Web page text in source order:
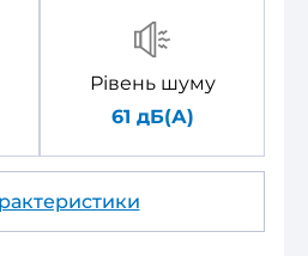
Рівень шуму
61 дБ(А)